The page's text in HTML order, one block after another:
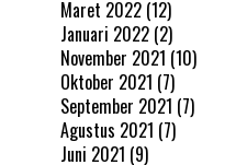
Maret 2022 (12)
Januari 2022 (2)
November 2021 (10)
Oktober 2021 (7)
September 2021 (7)
Agustus 2021 (7)
Juni 2021 (9)